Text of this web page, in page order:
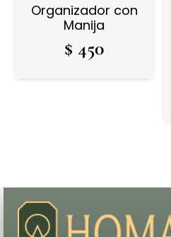
Organizador con
Manija
$ 450